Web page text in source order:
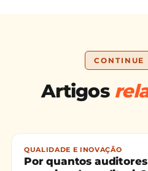
CONTINUE
Artigos
QUALIDADE E INOVAÇÃO
Por quantos